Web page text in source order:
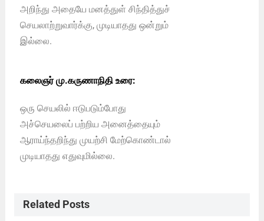
அறிந்து அதையே மனத்துள் சிந்தித்துச்
செயலாற்றுவார்க்கு, முடியாதது ஒன்றும்
இல்லை.
கலைஞர் மு.கருணாநிதி உரை:
ஒரு செயலில் ஈடுபடும்போது
அச்செயலைப் பற்றிய அனைத்தையும்
ஆராய்ந்தறிந்து முயற்சி மேற்கொண்டால்
முடியாதது எதுவுமில்லை.
Related Posts